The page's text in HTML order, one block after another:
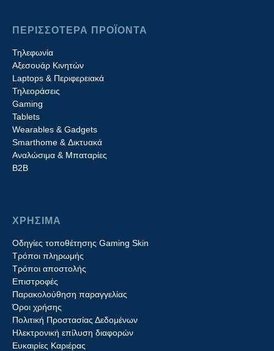
ΠΕΡΙΣΣΟΤΕΡΑ ΠΡΟΪΟΝΤΑ
Τηλεφωνία
Αξεσουάρ Κινητών
Laptops & Περιφερειακά
Τηλεοράσεις
Gaming
Tablets
Wearables & Gadgets
Smarthome & Δικτυακά
Aναλώσιμα & Μπαταρίες
Β2B
ΧΡΗΣΙΜΑ
Οδηγίες τοποθέτησης Gaming Skin
Τρόποι πληρωμής
Τρόποι αποστολής
Επιστροφές
Παρακολούθηση παραγγελίας
Όροι χρήσης
Πολιτική Προστασίας Δεδομένων
Ηλεκτρονική επίλυση διαφορών
Ευκαιρίες Καριέρας